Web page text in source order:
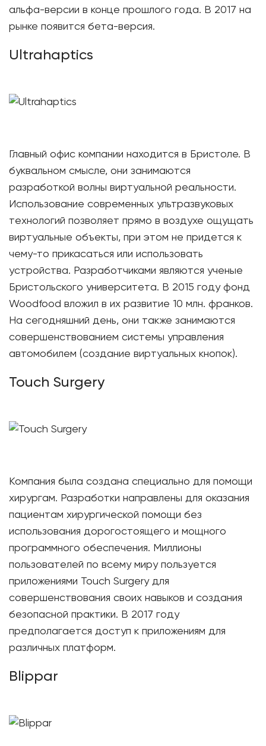
альфа-версии в конце прошлого года. В 2017 на
рынке появится бета-версия.
Ultrahaptics
Главный офис компании находится в Бристоле. В
буквальном смысле, они занимаются
разработкой волны виртуальной реальности.
Использование современных ультразвуковых
технологий позволяет прямо в воздухе ощущать
виртуальные объекты, при этом не придется к
чему-то прикасаться или использовать
устройства. Разработчиками являются ученые
Бристольского университета. В 2015 году фонд
Woodfood вложил в их развитие 10 млн. франков.
На сегодняшний день, они также занимаются
совершенствованием системы управления
автомобилем (создание виртуальных кнопок).
Touch Surgery
Компания была создана специально для помощи
хирургам. Разработки направлены для оказания
пациентам хирургической помощи без
использования дорогостоящего и мощного
программного обеспечения. Миллионы
пользователей по всему миру пользуется
приложениями Touch Surgery для
совершенствования своих навыков и создания
безопасной практики. В 2017 году
предполагается доступ к приложениям для
различных платформ.
Blippar